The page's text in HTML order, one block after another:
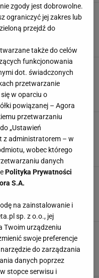
2024. Artysta pojawi
biletów przyprawiają o
Znamy kolejnych
Maneskin [Open'er 2024
GRANIE
Tour 2024. Pamiętacie
Grupa niebawem
KONCERTY WARSZAWA
druhną na ślubie
"Wiesz, że
TAYLOR SWIFT
nagraniem.
"Przygotujcie
MUZYKA
zgody jest dobrowolne.
ograniczyć jej zakres lub
przejdź do
także do celów
funkcjonowania
dot. świadczonych
przetwarzanie
w oparciu o
powiązanej – Agora
przetwarzaniu
„Ustawień
z administratorem – w
wobec którego
danych
Polityka Prywatności
S.A.
na zainstalowanie i
sp. z o.o., jej
Twoim urządzeniu
swoje preferencje
do zarządzania
danych poprzez
stopce serwisu i